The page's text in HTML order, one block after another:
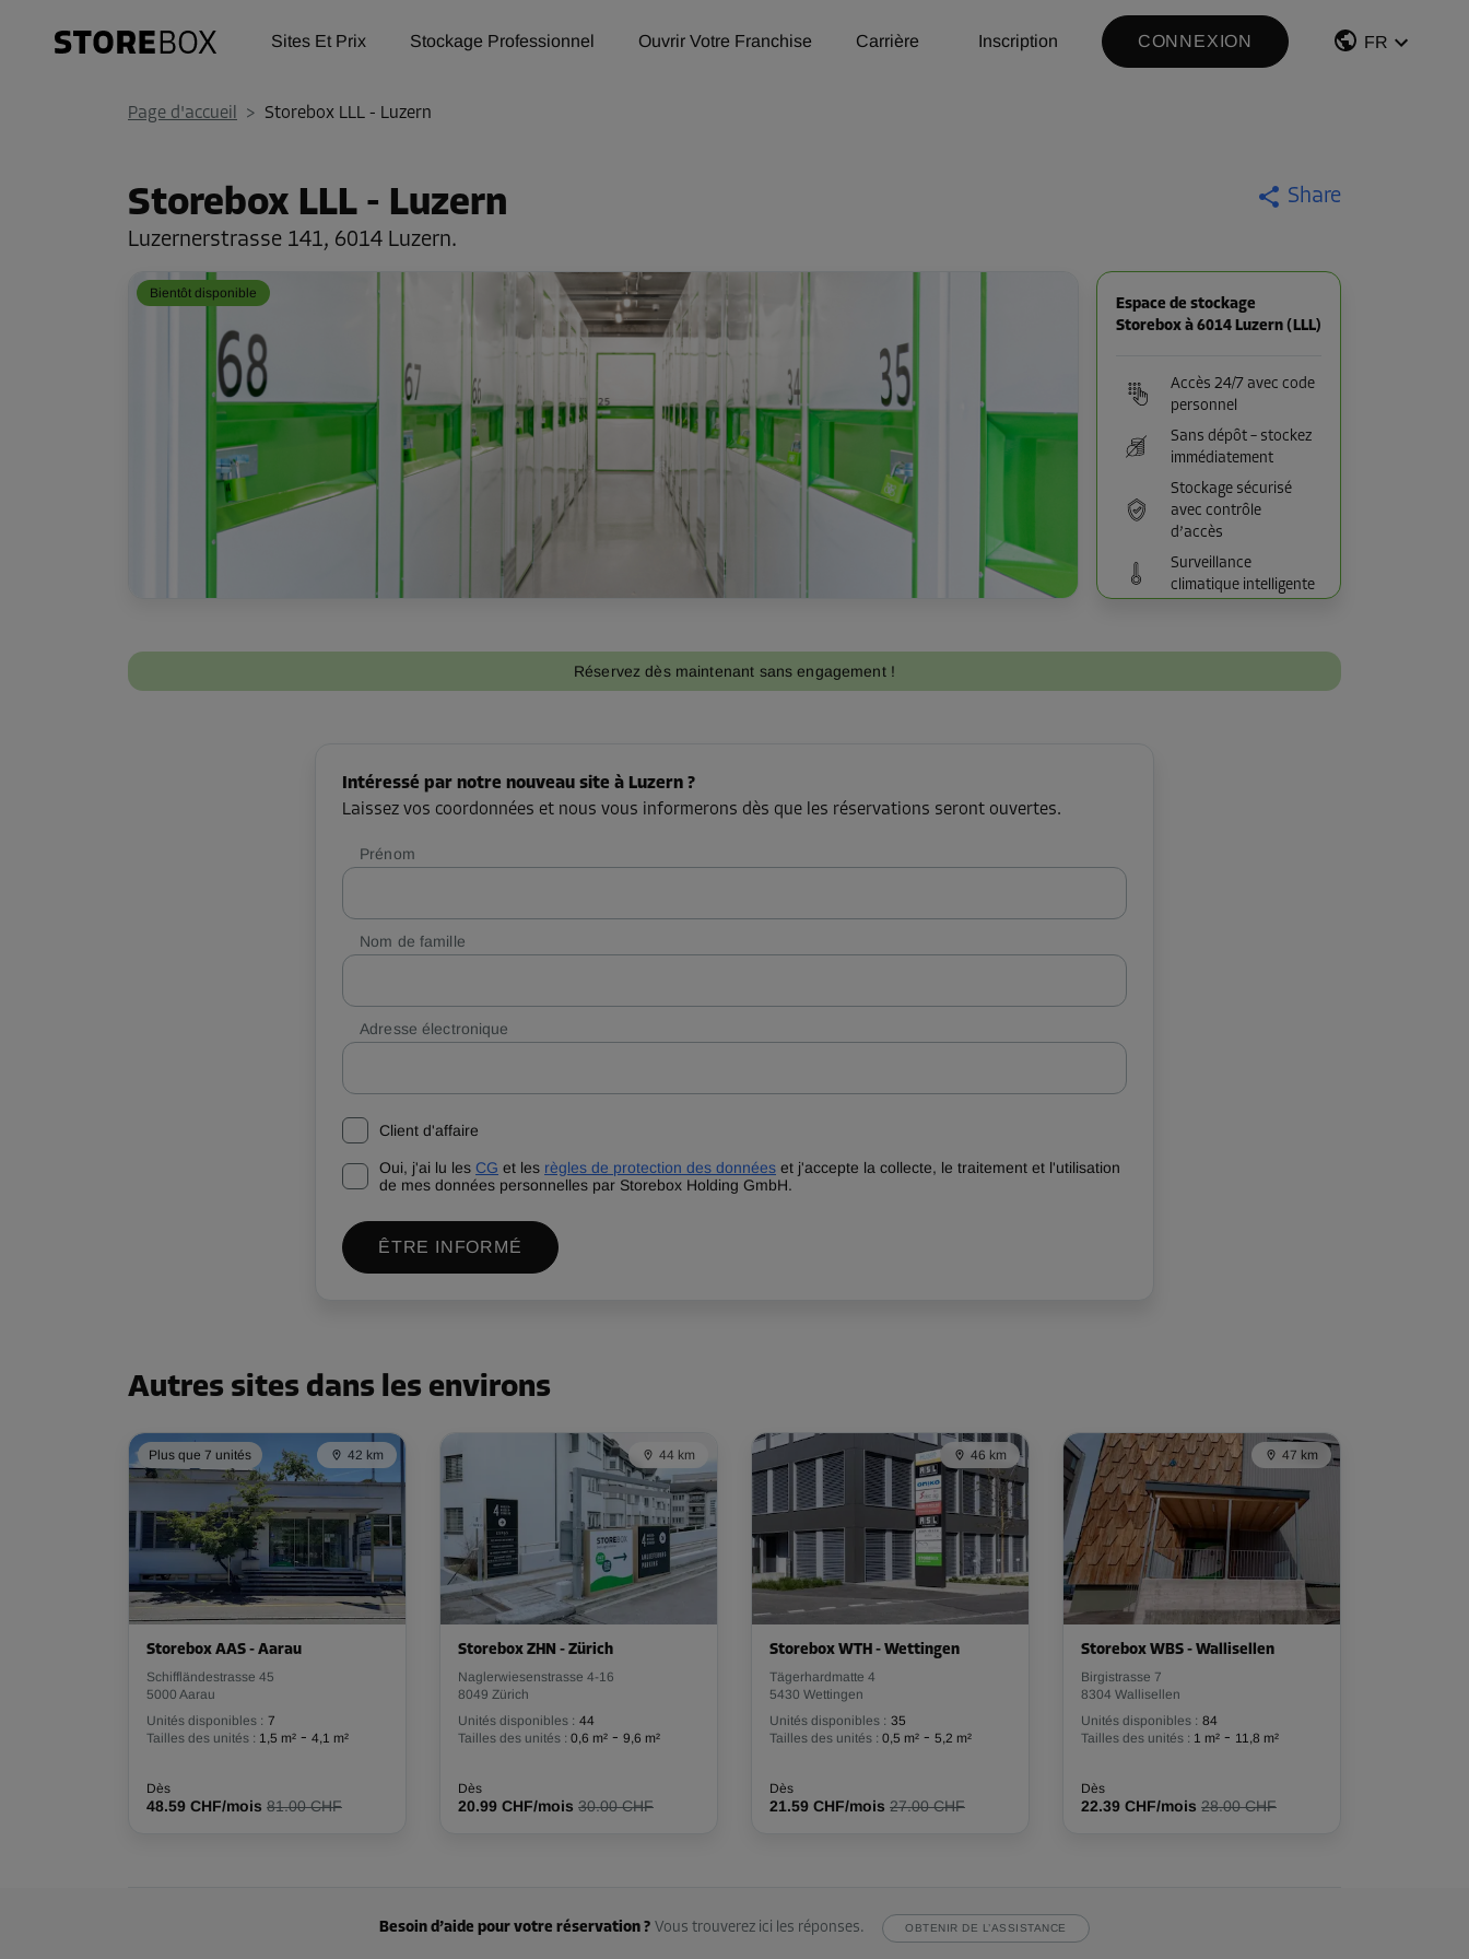
Sites Et Prix Stockage Professionnel Ouvrir Votre Franchise Carrière Inscription CONNEXION FR
Page d'accueil > Storebox LLL - Luzern
Storebox LLL - Luzern
Luzernerstrasse 141, 6014 Luzern.
Share
Bientôt disponible
Espace de stockage
Storebox à 6014 Luzern (LLL)
Accès 24/7 avec code
personnel
Sans dépôt – stockez
immédiatement
Stockage sécurisé
avec contrôle
d’accès
Surveillance
climatique intelligente
Réservez dès maintenant sans engagement !
Intéressé par notre nouveau site à Luzern ?
Laissez vos coordonnées et nous vous informerons dès que les réservations seront ouvertes.
Prénom
Nom de famille
Adresse électronique
Client d'affaire
Oui, j'ai lu les CG et les règles de protection des données et j'accepte la collecte, le traitement et l'utilisation
de mes données personnelles par Storebox Holding GmbH.
ÊTRE INFORMÉ
Autres sites dans les environs
Plus que 7 unités 42 km
Storebox AAS - Aarau
Schiffländestrasse 45
5000 Aarau
Unités disponibles : 7
Tailles des unités : 1,5 m² - 4,1 m²
Dès
48.59 CHF/mois 81.00 CHF
44 km
Storebox ZHN - Zürich
Naglerwiesenstrasse 4-16
8049 Zürich
Unités disponibles : 44
Tailles des unités : 0,6 m² - 9,6 m²
Dès
20.99 CHF/mois 30.00 CHF
46 km
Storebox WTH - Wettingen
Tägerhardmatte 4
5430 Wettingen
Unités disponibles : 35
Tailles des unités : 0,5 m² - 5,2 m²
Dès
21.59 CHF/mois 27.00 CHF
47 km
Storebox WBS - Wallisellen
Birgistrasse 7
8304 Wallisellen
Unités disponibles : 84
Tailles des unités : 1 m² - 11,8 m²
Dès
22.39 CHF/mois 28.00 CHF
Besoin d’aide pour votre réservation ? Vous trouverez ici les réponses. OBTENIR DE L’ASSISTANCE